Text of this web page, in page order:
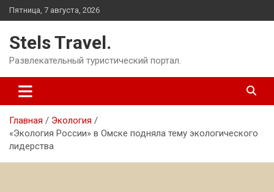
Перейти
к
Пятница, 7 августа, 2026
Stels Travel.
Развлекательный туристический портал.
Главная
Экология
«Экология России» в Омске подняла тему экологического
лидерства